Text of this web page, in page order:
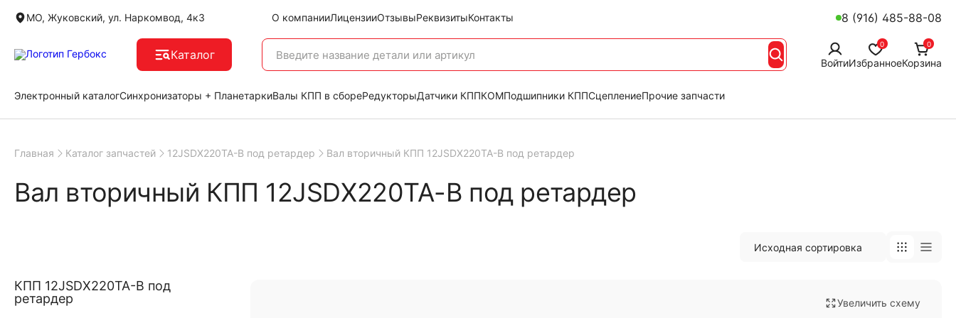
МО, Жуковский, ул. Наркомвод, 4к3 О компанииЛицензииОтзывыРеквизитыКонтакты 8 (916) 485-88-08
Каталог
Войти
0
Избранное
0
Корзина
Электронный каталогСинхронизаторы + ПланетаркиВалы КПП в сбореРедукторыДатчики КППКОМПодшипники КППСцеплениеПрочие запчасти
Главная Каталог запчастей 12JSDX220TA-B под ретардер Вал вторичный КПП 12JSDX220TA-B под ретардер
Вал вторичный КПП 12JSDX220TA-B под ретардер
КПП 12JSDX220TA-B под
ретардер
Увеличить схему